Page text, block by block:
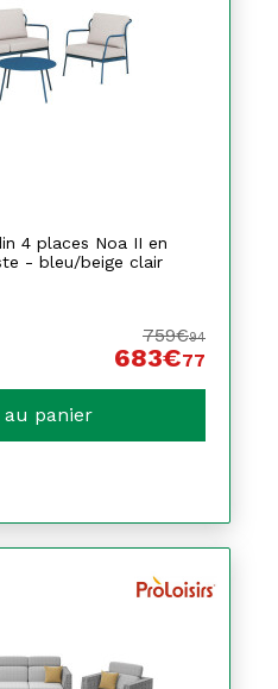
4 places Noa II en
- bleu/beige clair
759€94
683€77
panier